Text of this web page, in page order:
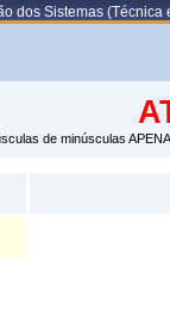
dos Sistemas (Técnica
de minúsculas